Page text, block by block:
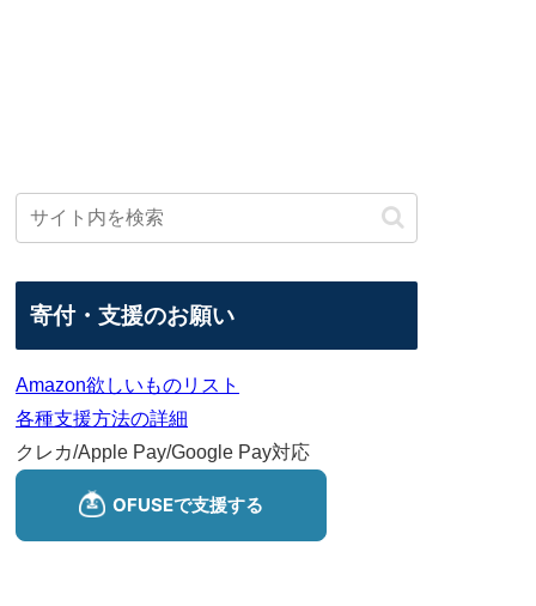
寄付・支援のお願い
Amazon欲しいものリスト
各種支援方法の詳細
クレカ/Apple Pay/Google Pay対応